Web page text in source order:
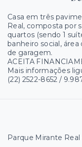
Casa em três
Real, composta por
quartos (sendo 1
banheiro social,
de garagem.
ACEITA
Mais informações
(22) 2522-8652 /
Parque Mirante